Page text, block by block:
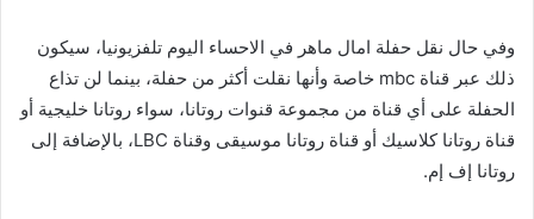
وفي حال نقل حفلة امال ماهر في الاحساء اليوم تلفزيونيا، سيكون
ذلك عبر قناة mbc خاصة وأنها نقلت أكثر من حفلة، بينما لن تذاع
الحفلة على أي قناة من مجموعة قنوات روتانا، سواء روتانا خليجية أو
قناة روتانا كلاسيك أو قناة روتانا موسيقى وقناة LBC، بالإضافة إلى
روتانا إف إم.